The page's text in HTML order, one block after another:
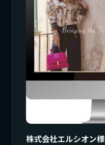
株式会社エルシオン様